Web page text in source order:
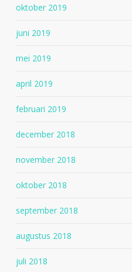
oktober 2019
juni 2019
mei 2019
april 2019
februari 2019
december 2018
november 2018
oktober 2018
september 2018
augustus 2018
juli 2018